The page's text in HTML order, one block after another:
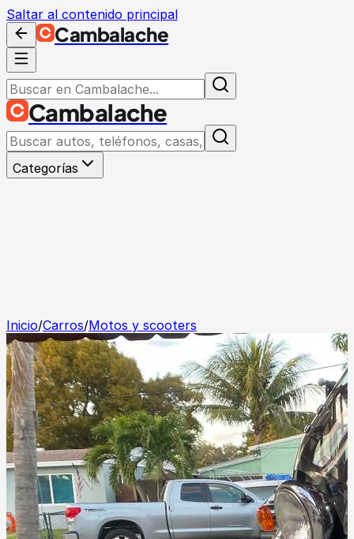
Saltar al contenido principal
Cambalache
Cambalache
Categorías
Inicio/Carros/Motos y scooters